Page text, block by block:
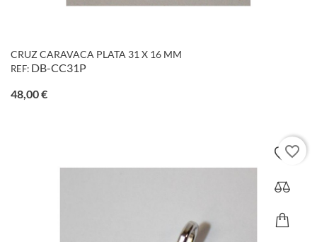
CRUZ CARAVACA PLATA 31 X 16 MM
REF: DB-CC31P
48,00 €Precio
favorite_border